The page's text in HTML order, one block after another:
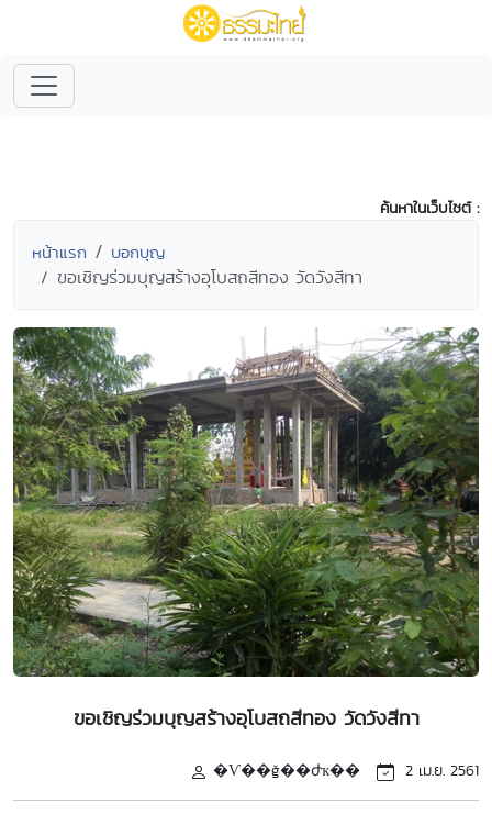
ค้นหาในเว็บไซต์ :
หน้าแรก บอกบุญ
ขอเชิญร่วมบุญสร้างอุโบสถสีทอง วัดวังสีทา
ขอเชิญร่วมบุญสร้างอุโบสถสีทอง วัดวังสีทา
�Ѵ��ǧ��ժҡ�� 2 เม.ย. 2561